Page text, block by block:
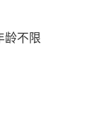
龄不限